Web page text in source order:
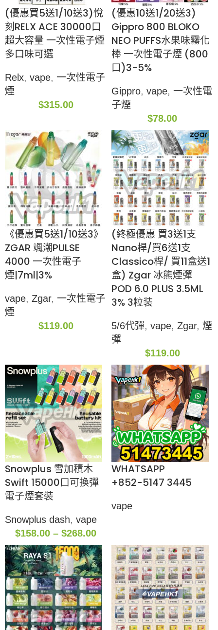
(優惠買5送1/10送3)悅
刻RELX ACE 30000口
超大容量 一次性電子煙
多口味可選
Relx, vape, 一次性電子
煙
$315.00
(優惠10送1/20送3)
Gippro 800 BLOKO
NEO PUFFS水果味霧化
棒 一次性電子煙 (800
口)3-5%
Gippro, vape, 一次性電
子煙
$78.00
《優惠買5送1/10送3》
ZGAR 颯潮PULSE
4000 一次性電子
煙|7ml|3%
vape, Zgar, 一次性電子
煙
$119.00
(終極優惠 買3送1支
Nano桿/買6送1支
Classico桿/ 買11盒送1
盒) Zgar 冰熊煙彈
POD 6.0 PLUS 3.5ML
3% 3粒装
5/6代彈, vape, Zgar, 煙
彈
$119.00
Snowplus 雪加積木
Swift 15000口可換彈
電子煙套裝
Snowplus dash, vape
$158.00 – $268.00
WHATSAPP
+852-5147 3445
vape